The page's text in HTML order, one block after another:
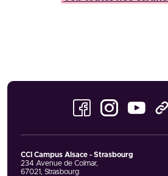
FacebookInstagramYoutube
CCI Campus Alsace - Strasbourg
234 Avenue de Colmar,
67021, Strasbourg